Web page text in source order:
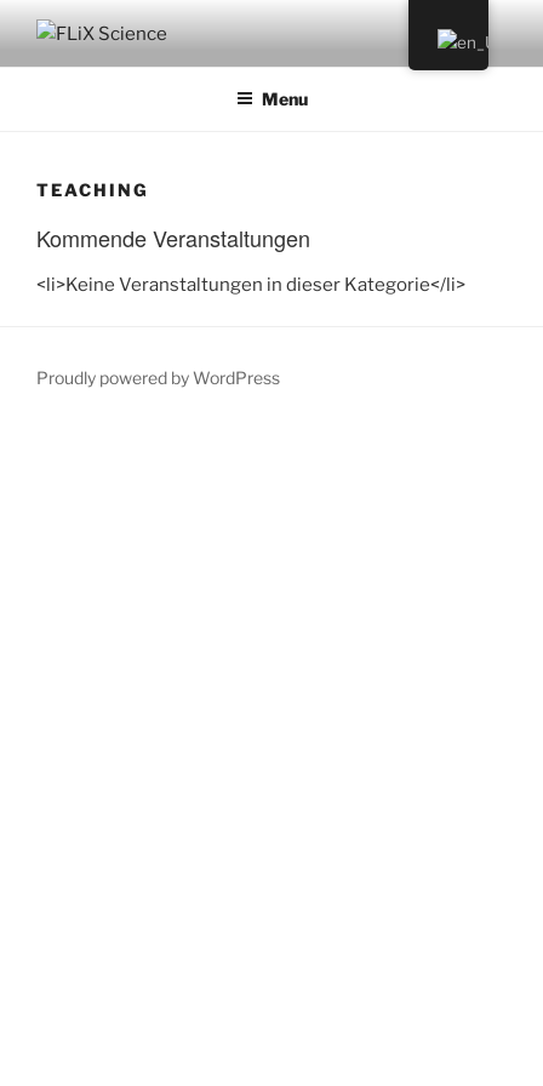
contentFLIX SCIENCE
Menu
TEACHING
Kommende Veranstaltungen
<li>Keine Veranstaltungen in dieser Kategorie</li>
Proudly powered by WordPress